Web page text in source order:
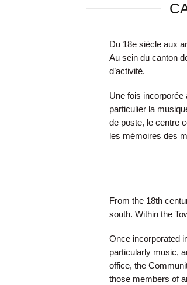
Du 18e siècle aux
Au sein du canton
d’activité.
Une fois incorporée
particulier la
de poste, le centre
les mémoires des
From the 18th
south. Within the
Once incorporated
particularly music,
office, the
those members of